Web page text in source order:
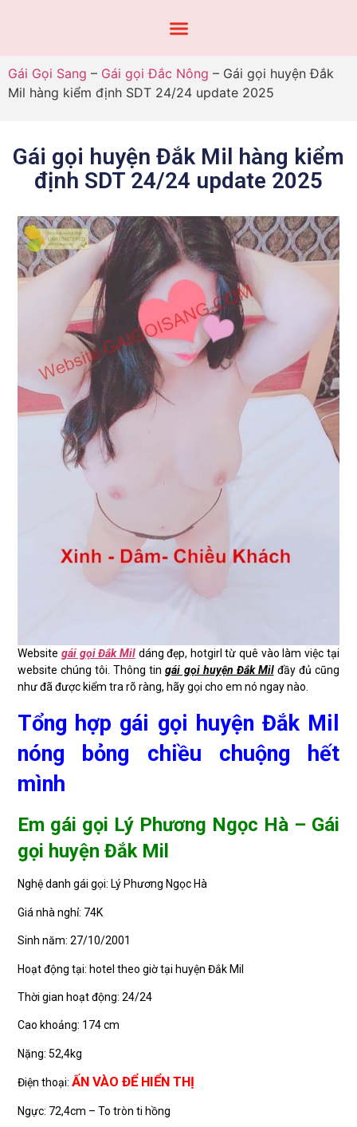
Gái Gọi Sang – Gái gọi Đắc Nông – Gái gọi huyện Đắk
Mil hàng kiểm định SDT 24/24 update 2025
Gái gọi huyện Đắk Mil hàng kiểm
định SDT 24/24 update 2025
Websitegái gọi Đắk Mildáng đẹp, hotgirl từ quê vào làm việc tại
website chúng tôi. Thông tingái gọi huyện Đắk Milđầy đủ cũng
như đã được kiểm tra rõ ràng, hãy gọi cho em nó ngay nào.
Tổng hợp gái gọi huyện Đắk Mil
nóng bỏng chiều chuộng hết
mình
Em gái gọi Lý Phương Ngọc Hà – Gái
gọi huyện Đắk Mil
Nghệ danh gái gọi: Lý Phương Ngọc Hà
Giá nhà nghỉ: 74K
Sinh năm: 27/10/2001
Hoạt động tại: hotel theo giờ tại huyện Đắk Mil
Thời gian hoạt động: 24/24
Cao khoảng: 174 cm
Nặng: 52,4kg
Điện thoại:ẤN VÀO ĐỂ HIỂN THỊ
Ngực: 72,4cm – To tròn ti hồng